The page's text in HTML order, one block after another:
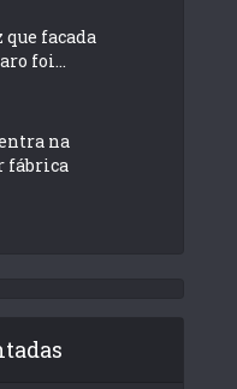
facada
foi...
na
fábrica